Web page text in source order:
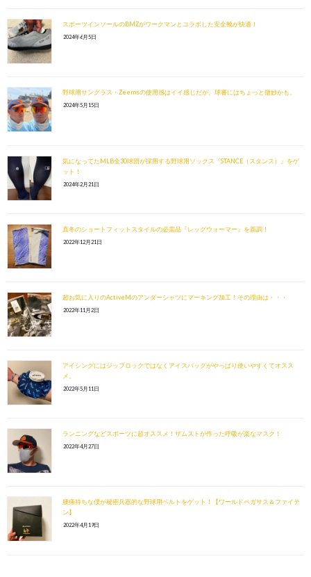
スポーツインソールのBMZがワークマンとコラボした安全靴が快適！
2024年6月5日
野球用サングラス・Zeemsの使用感はイイ感じだが、球審にはちょっと微妙かも。
2024年5月15日
気になってたMLB全30球団が採用する野球用ソックス『STANCE（スタンス）』をゲ
ット！
2024年2月21日
真冬のショートフィットスタイルの必需品『レッグウォーマー』を新調！
2022年12月21日
超お気に入りのActiveMのアンダーシャツにマーキング加工！その理由は・・・
2022年11月2日
アイシングにはジップロックではなくアイスバッグがやっぱり使いやすくてオスス
メ。
2022年5月11日
ランニングなどスポーツに超オススメ！ザムストが作った呼吸が楽なマスク！
2022年4月27日
腰痛持ちな僕が秘密兵器的な野球用ベルトをゲット！【ワールドペガサス＆ファイテ
ン】
2022年4月19日